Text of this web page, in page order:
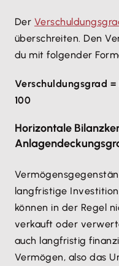
Der
überschreiten. Den
du mit folgender
Verschuldungsgrad
100
Horizontale
langfristige
können in der Regel
verkauft oder
auch langfristig
Vermögen, also das